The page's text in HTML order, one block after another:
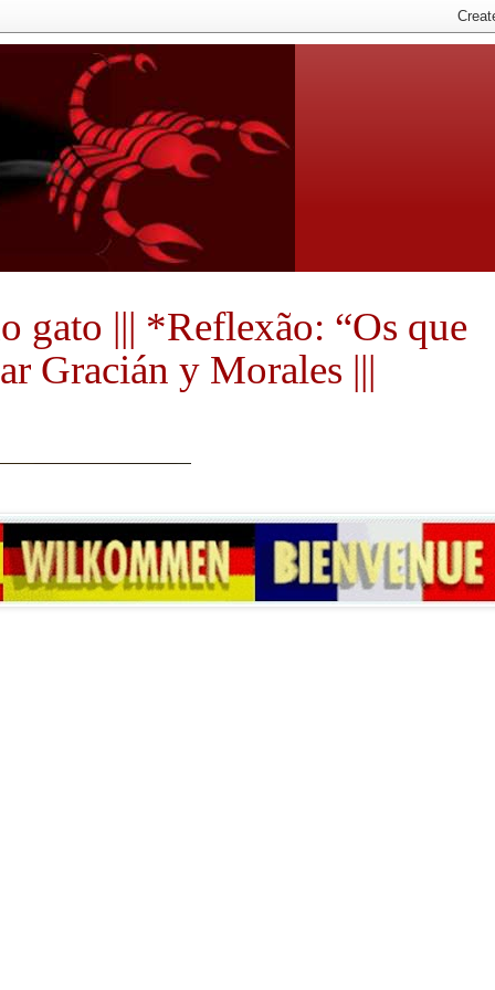
gato ||| *Reflexão: “Os que
Gracián y Morales |||